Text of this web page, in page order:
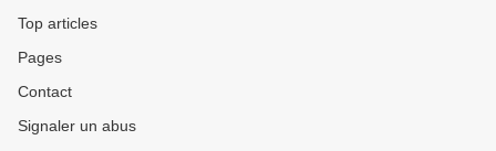
Top articles
Pages
Contact
Signaler un abus